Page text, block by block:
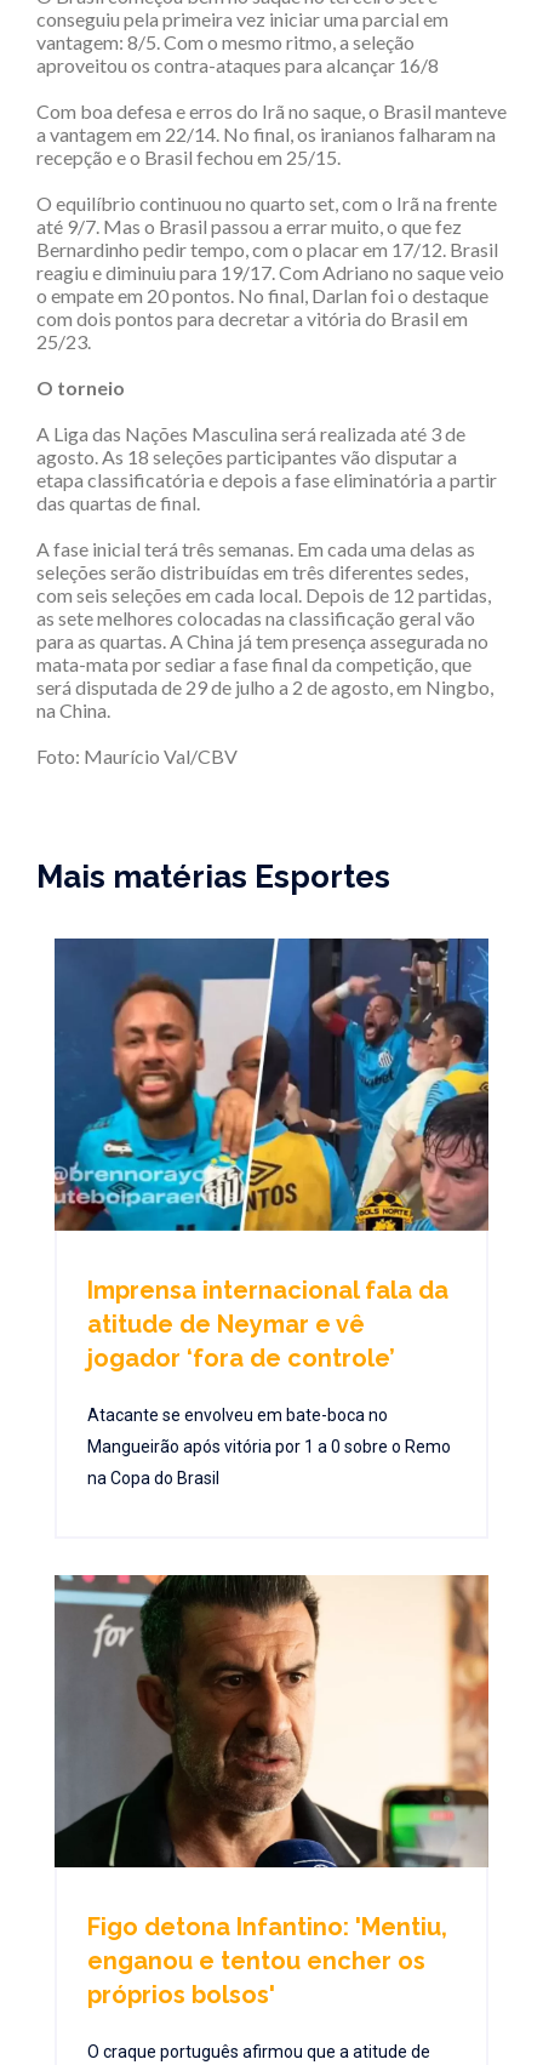
conseguiu pela primeira vez iniciar uma parcial em
vantagem: 8/5. Com o mesmo ritmo, a seleção
aproveitou os contra-ataques para alcançar 16/8
Com boa defesa e erros do Irã no saque, o Brasil manteve
a vantagem em 22/14. No final, os iranianos falharam na
recepção e o Brasil fechou em 25/15.
O equilíbrio continuou no quarto set, com o Irã na frente
até 9/7. Mas o Brasil passou a errar muito, o que fez
Bernardinho pedir tempo, com o placar em 17/12. Brasil
reagiu e diminuiu para 19/17. Com Adriano no saque veio
o empate em 20 pontos. No final, Darlan foi o destaque
com dois pontos para decretar a vitória do Brasil em
25/23.
O torneio
A Liga das Nações Masculina será realizada até 3 de
agosto. As 18 seleções participantes vão disputar a
etapa classificatória e depois a fase eliminatória a partir
das quartas de final.
A fase inicial terá três semanas. Em cada uma delas as
seleções serão distribuídas em três diferentes sedes,
com seis seleções em cada local. Depois de 12 partidas,
as sete melhores colocadas na classificação geral vão
para as quartas. A China já tem presença assegurada no
mata-mata por sediar a fase final da competição, que
será disputada de 29 de julho a 2 de agosto, em Ningbo,
na China.
Foto: Maurício Val/CBV
Mais matérias Esportes
Imprensa internacional fala da
atitude de Neymar e vê
jogador ‘fora de controle’
Atacante se envolveu em bate-boca no
Mangueirão após vitória por 1 a 0 sobre o Remo
na Copa do Brasil
Figo detona Infantino: 'Mentiu,
enganou e tentou encher os
próprios bolsos'
O craque português afirmou que a atitude de